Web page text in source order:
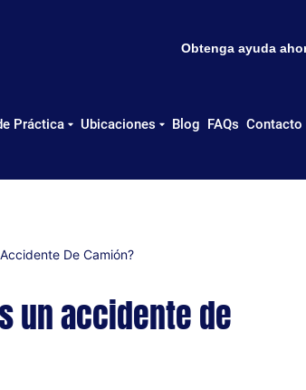
Práctica Ubicaciones Blog FAQs Contacto
Obtenga ayuda
De Camión?
un accidente de